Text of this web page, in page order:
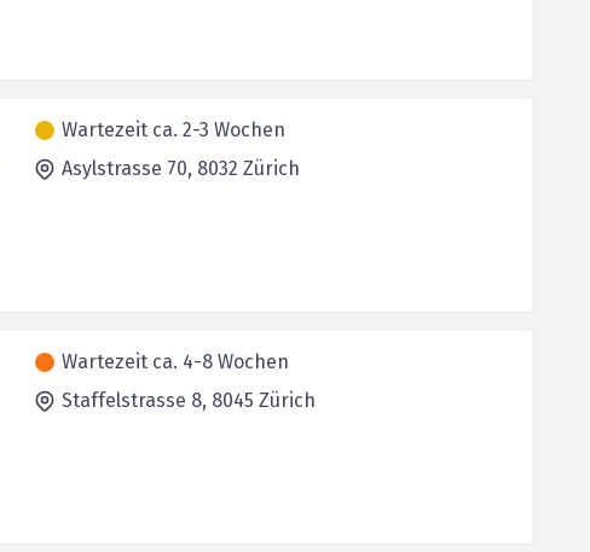
Wartezeit ca. 2-3 Wochen
Asylstrasse 70, 8032 Zürich
Wartezeit ca. 4-8 Wochen
Staffelstrasse 8, 8045 Zürich